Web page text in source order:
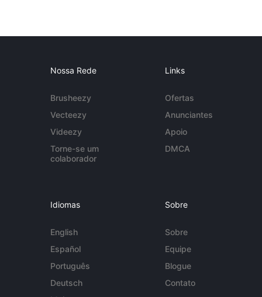
Nossa Rede
Brusheezy
Vecteezy
Videezy
Torne-se um
colaborador
Links
Ofertas
Anunciantes
Apoio
DMCA
Idiomas
English
Español
Português
Deutsch
Sobre
Sobre
Equipe
Blogue
Contato